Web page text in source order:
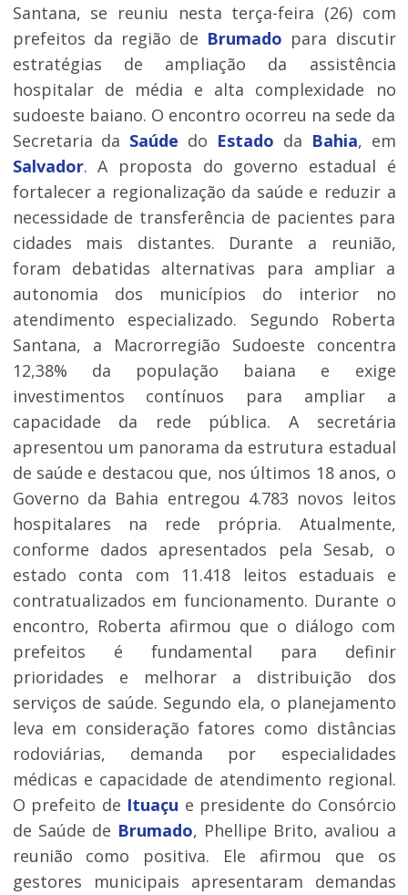
Santana, se reuniu nesta terça-feira (26) com
prefeitos da região de Brumado para discutir
estratégias de ampliação da assistência
hospitalar de média e alta complexidade no
sudoeste baiano. O encontro ocorreu na sede da
Secretaria da Saúde do Estado da Bahia, em
Salvador. A proposta do governo estadual é
fortalecer a regionalização da saúde e reduzir a
necessidade de transferência de pacientes para
cidades mais distantes. Durante a reunião,
foram debatidas alternativas para ampliar a
autonomia dos municípios do interior no
atendimento especializado. Segundo Roberta
Santana, a Macrorregião Sudoeste concentra
12,38% da população baiana e exige
investimentos contínuos para ampliar a
capacidade da rede pública. A secretária
apresentou um panorama da estrutura estadual
de saúde e destacou que, nos últimos 18 anos, o
Governo da Bahia entregou 4.783 novos leitos
hospitalares na rede própria. Atualmente,
conforme dados apresentados pela Sesab, o
estado conta com 11.418 leitos estaduais e
contratualizados em funcionamento. Durante o
encontro, Roberta afirmou que o diálogo com
prefeitos é fundamental para definir
prioridades e melhorar a distribuição dos
serviços de saúde. Segundo ela, o planejamento
leva em consideração fatores como distâncias
rodoviárias, demanda por especialidades
médicas e capacidade de atendimento regional.
O prefeito de Ituaçu e presidente do Consórcio
de Saúde de Brumado, Phellipe Brito, avaliou a
reunião como positiva. Ele afirmou que os
gestores municipais apresentaram demandas